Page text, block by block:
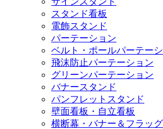
スタンド看板
電飾スタンド
パーテーション
ベルト・ポールパーテー
飛沫防止パーテーション
グリーンパーテーション
バナースタンド
パンフレットスタンド
壁面看板・自立看板
横断幕・バナー＆フラッグ